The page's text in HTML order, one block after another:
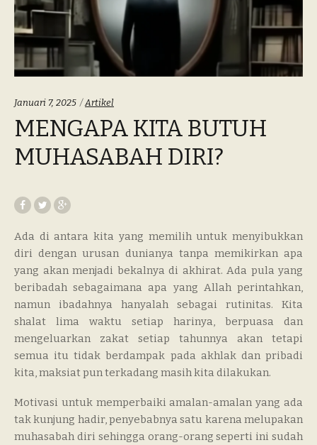
Januari 7, 2025 Categories:
Artikel
MENGAPA KITA BUTUH
MUHASABAH DIRI?
Ada di antara kita yang memilih untuk menyibukkan
diri dengan urusan dunianya tanpa memikirkan apa
yang akan menjadi bekalnya di akhirat. Ada pula yang
beribadah sebagaimana apa yang Allah perintahkan,
namun ibadahnya hanyalah sebagai rutinitas. Kita
shalat lima waktu setiap harinya, berpuasa dan
mengeluarkan zakat setiap tahunnya akan tetapi
semua itu tidak berdampak pada akhlak dan pribadi
kita, maksiat pun terkadang masih kita dilakukan.
Motivasi untuk memperbaiki amalan-amalan yang ada
tak kunjung hadir, penyebabnya satu karena melupakan
muhasabah diri sehingga orang-orang seperti ini sudah